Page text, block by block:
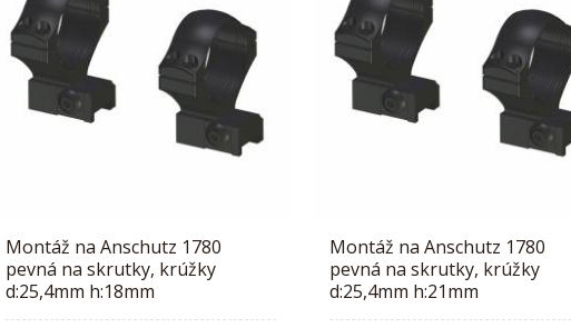
Montáž na Anschutz 1780
pevná na skrutky, krúžky
d:25,4mm h:18mm
Montáž na Anschutz 1780
pevná na skrutky, krúžky
d:25,4mm h:21mm